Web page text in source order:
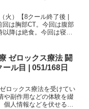
火）【8クール終了後 |
回は胸部CT。今回は腹部
以降は絶食。今回は寝坊
まる試験管みたいなカー
ゼロックス療法 闘
ル目 | 051/168日
ロックス療法を受けてい
や副作用などの体験を綴
個人情報などを伏せるた